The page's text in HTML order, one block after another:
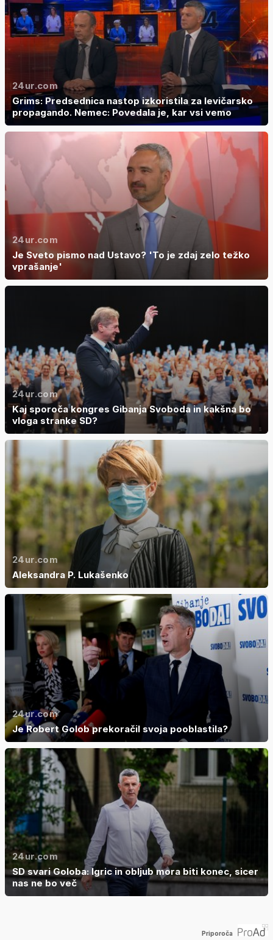
24ur.com
Grims: Predsednica nastop izkoristila za levičarsko
propagando. Nemec: Povedala je, kar vsi vemo
24ur.com
Je Sveto pismo nad Ustavo? 'To je zdaj zelo težko
vprašanje'
24ur.com
Kaj sporoča kongres Gibanja Svoboda in kakšna bo
vloga stranke SD?
24ur.com
Aleksandra P. Lukašenko
24ur.com
Je Robert Golob prekoračil svoja pooblastila?
24ur.com
SD svari Goloba: Igric in obljub mora biti konec, sicer
nas ne bo več
Priporoča